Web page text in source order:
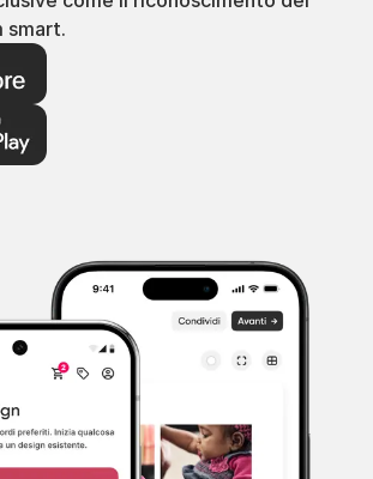
smart.